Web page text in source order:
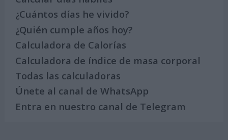
¿Cuántos días he vivido?
¿Quién cumple años hoy?
Calculadora de Calorías
Calculadora de índice de masa corporal
Todas las calculadoras
Únete al canal de WhatsApp
Entra en nuestro canal de Telegram